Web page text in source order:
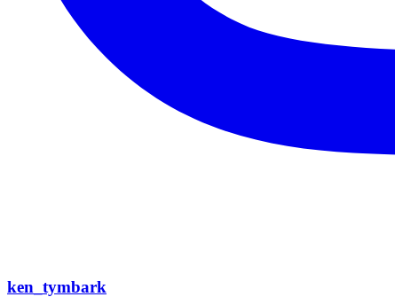
ken_tymbark